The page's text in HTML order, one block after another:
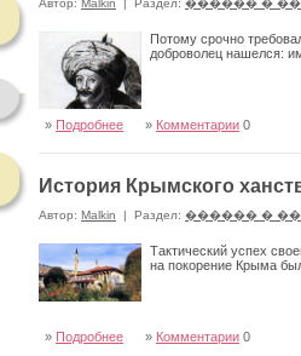
Автор: Malkin | Раздел: ������ �
Потому срочно
доброволец нашелся:
» Подробнее » Комментарии 0
История Крымского
Автор: Malkin | Раздел: ������ �
Тактический успех
на покорение Крыма
» Подробнее » Комментарии 0